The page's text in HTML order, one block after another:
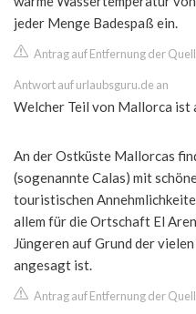
jeder Menge Badespaß ein.
Antrag auf Entfernung der
Antwort auf urlaubsguru.de an
Welcher Teil von Mallorca ist
An der Ostküste Mallorcas
(sogenannte Calas) mit
touristischen
allem für die Ortschaft El
Jüngeren auf Grund der
angesagt ist.
Antrag auf Entfernung der